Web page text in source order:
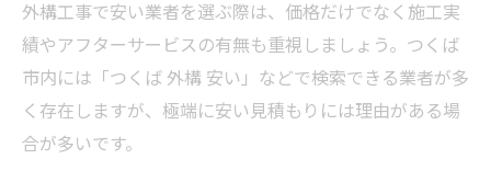
外構工事で安い業者を選ぶ際は、価格だけでなく施工実
績やアフターサービスの有無も重視しましょう。つくば
市内には「つくば 外構 安い」などで検索できる業者が多
く存在しますが、極端に安い見積もりには理由がある場
合が多いです。